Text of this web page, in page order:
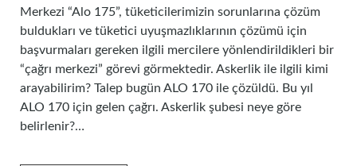
Merkezi “Alo 175”, tüketicilerimizin sorunlarına çözüm
buldukları ve tüketici uyuşmazlıklarının çözümü için
başvurmaları gereken ilgili mercilere yönlendirildikleri bir
“çağrı merkezi” görevi görmektedir. Askerlik ile ilgili kimi
arayabilirim? Talep bugün ALO 170 ile çözüldü. Bu yıl
ALO 170 için gelen çağrı. Askerlik şubesi neye göre
belirlenir?…